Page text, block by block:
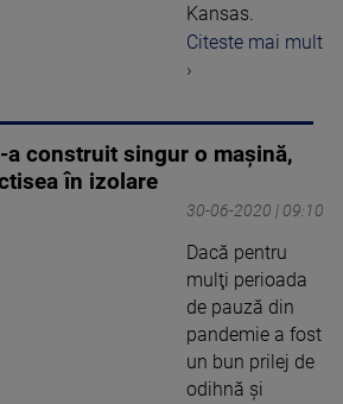
Kansas.
Citeste mai mult
›
a construit singur o mașină,
în izolare
30-06-2020 | 09:10
Dacă pentru
mulţi perioada
de pauză din
pandemie a fost
un bun prilej de
odihnă şi